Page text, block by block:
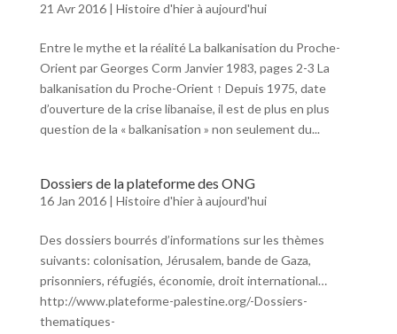
21 Avr 2016| Histoire d'hier à aujourd'hui
Entre le mythe et la réalité La balkanisation du Proche-
Orient par Georges Corm Janvier 1983, pages 2-3 La
balkanisation du Proche-Orient ↑ Depuis 1975, date
d’ouverture de la crise libanaise, il est de plus en plus
question de la « balkanisation » non seulement du...
Dossiers de la plateforme des ONG
16 Jan 2016| Histoire d'hier à aujourd'hui
Des dossiers bourrés d’informations sur les thèmes
suivants: colonisation, Jérusalem, bande de Gaza,
prisonniers, réfugiés, économie, droit international…
http://www.plateforme-palestine.org/-Dossiers-
thematiques-